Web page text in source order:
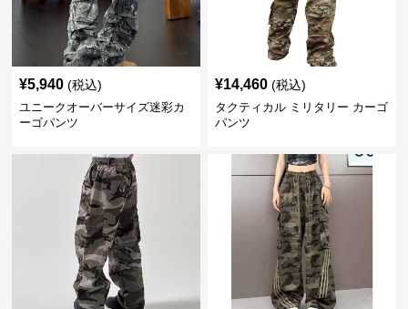
¥5,940 (税込)
ユニークオーバーサイズ迷彩カ
ーゴパンツ
¥14,460 (税込)
タクティカル ミリタリー カーゴ
パンツ